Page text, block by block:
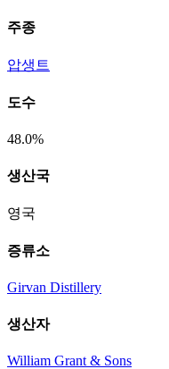
주종
압생트
도수
48.0%
생산국
영국
증류소
Girvan Distillery
생산자
William Grant & Sons